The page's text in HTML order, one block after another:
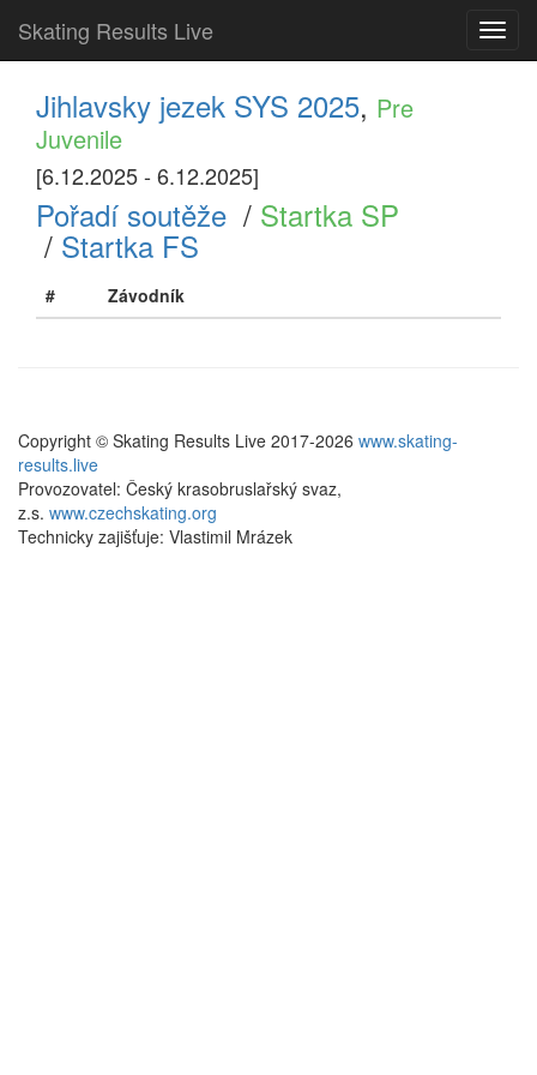
Skating Results Live
Jihlavsky jezek SYS 2025, Pre
Juvenile
[6.12.2025 - 6.12.2025]
Pořadí soutěže / Startka SP
/ Startka FS
# Závodník
Copyright © Skating Results Live 2017-2026 www.skating-
results.live
Provozovatel: Český krasobruslařský svaz,
z.s. www.czechskating.org
Technicky zajišťuje: Vlastimil Mrázek